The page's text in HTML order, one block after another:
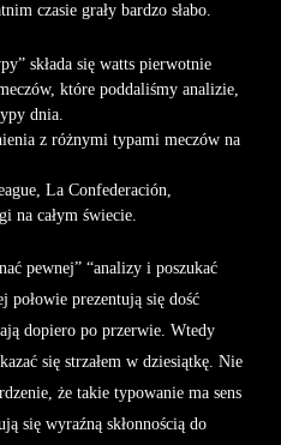
czasie grały bardzo słabo.
składa się watts pierwotnie
które poddaliśmy analizie,
dnia.
z różnymi typami meczów na
La Confederación,
na całym świecie.
pewnej” “analizy i poszukać
połowie prezentują się dość
dopiero po przerwie. Wtedy
się strzałem w dziesiątkę. Nie
że takie typowanie ma sens
się wyraźną skłonnością do